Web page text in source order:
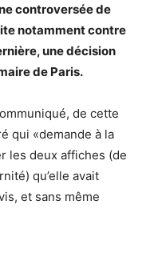
controversée de
notamment contre
une décision
de Paris.
de cette
qui «demande à la
les deux affiches (de
qu’elle avait
et sans même